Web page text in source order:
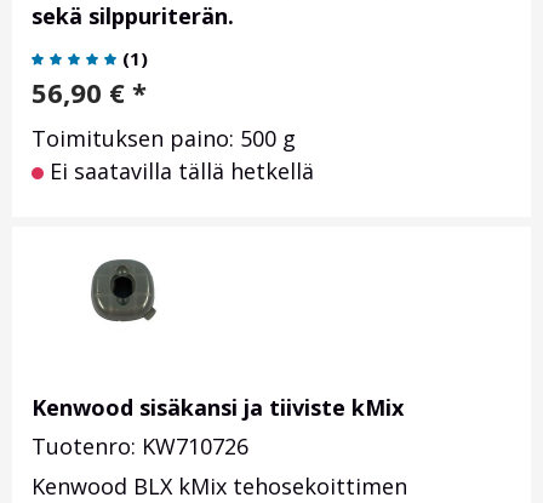
sekä silppuriterän.
(1)
56,90 € *
Toimituksen paino: 500 g
Ei saatavilla tällä hetkellä
Kenwood sisäkansi ja tiiviste kMix
Tuotenro: KW710726
Kenwood BLX kMix tehosekoittimen